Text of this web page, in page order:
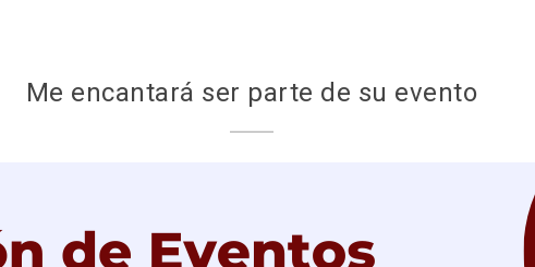
Me encantará ser parte de su evento